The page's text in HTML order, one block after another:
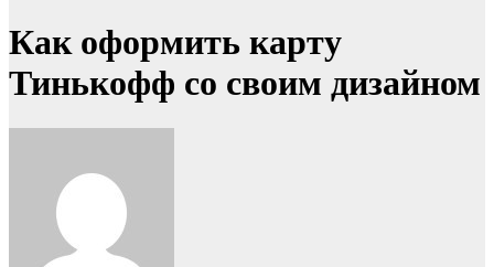
Как оформить карту
Тинькофф со своим дизайном